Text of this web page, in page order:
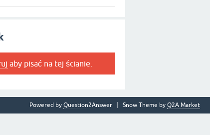
aby pisać na tej ścianie.
Snow Theme by Q2A Market
Powered by Question2Answer